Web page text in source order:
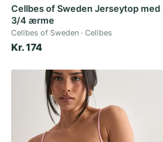
Cellbes of Sweden Jerseytop med
3/4 ærme
Cellbes of Sweden Cellbes
Kr. 174